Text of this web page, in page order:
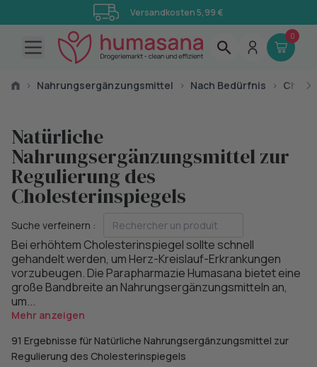
Versandkosten 5,99 €
Open main menu
0
› Nahrungsergänzungsmittel › Nach Bedürfnis ›
Natürliche
Nahrungsergänzungsmittel zur
Regulierung des
Cholesterinspiegels
Suche verfeinern :
Bei erhöhtem Cholesterinspiegel sollte schnell
gehandelt werden, um Herz-Kreislauf-Erkrankungen
vorzubeugen. Die Parapharmazie Humasana bietet eine
große Bandbreite an Nahrungsergänzungsmitteln an,
um...
Mehr anzeigen
91 Ergebnisse für Natürliche Nahrungsergänzungsmittel zur
Regulierung des Cholesterinspiegels